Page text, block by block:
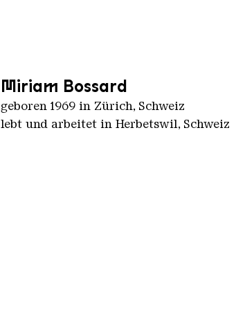
Miriam Bossard
geboren 1969 in Zürich, Schweiz
lebt und arbeitet in Herbetswil, Schweiz